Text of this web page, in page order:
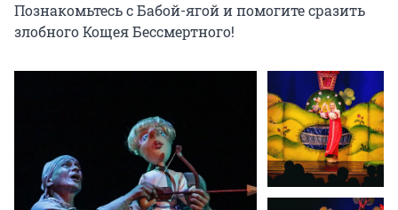
Познакомьтесь с Бабой-ягой и помогите сразить
злобного Кощея Бессмертного!